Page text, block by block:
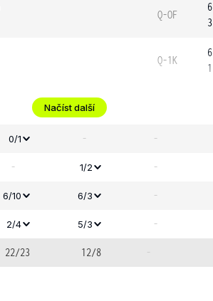
Q-OF
6
3
Q-1K
6
1
Načíst další
0/1 - -
- 1/2 -
6/10 6/3 -
2/4 5/3 -
22/23 12/8 -